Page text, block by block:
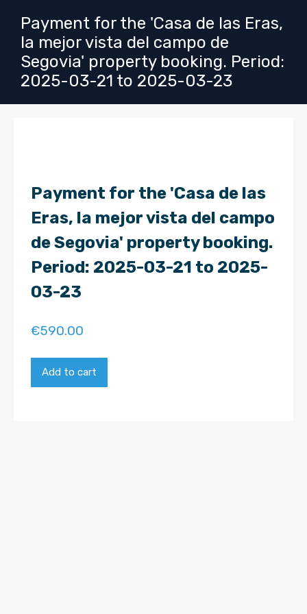
Payment for the 'Casa de las Eras,
la mejor vista del campo de
Segovia' property booking. Period:
2025-03-21 to 2025-03-23
Payment for the 'Casa de las
Eras, la mejor vista del campo
de Segovia' property booking.
Period: 2025-03-21 to 2025-
03-23
€590.00
Add to cart